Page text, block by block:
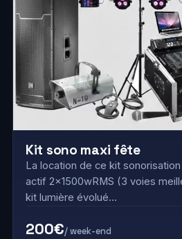
Kit sono maxi fête
La location de ce kit
actif 2x1500wRMS (3 voies
kit lumière évolué…
200€/ week-end